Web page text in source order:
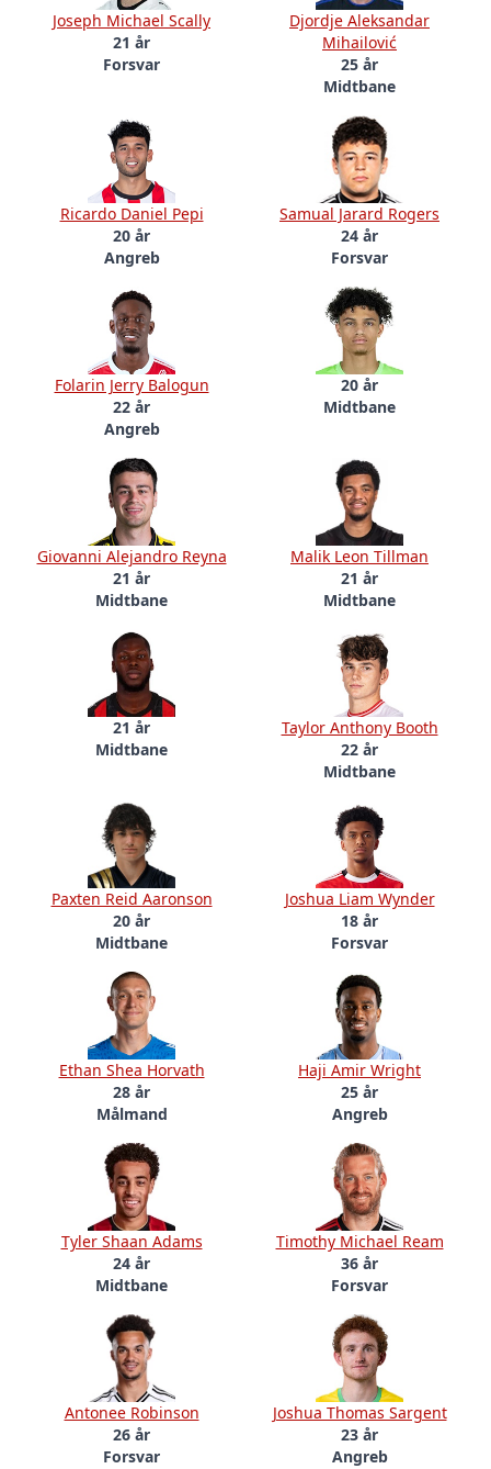
Joseph Michael Scally
21 år
Forsvar
Djordje Aleksandar
Mihailović
25 år
Midtbane
Ricardo Daniel Pepi
20 år
Angreb
Samual Jarard Rogers
24 år
Forsvar
Folarin Jerry Balogun
22 år
Angreb
20 år
Midtbane
Giovanni Alejandro Reyna
21 år
Midtbane
Malik Leon Tillman
21 år
Midtbane
21 år
Midtbane
Taylor Anthony Booth
22 år
Midtbane
Paxten Reid Aaronson
20 år
Midtbane
Joshua Liam Wynder
18 år
Forsvar
Ethan Shea Horvath
28 år
Målmand
Haji Amir Wright
25 år
Angreb
Tyler Shaan Adams
24 år
Midtbane
Timothy Michael Ream
36 år
Forsvar
Antonee Robinson
26 år
Forsvar
Joshua Thomas Sargent
23 år
Angreb